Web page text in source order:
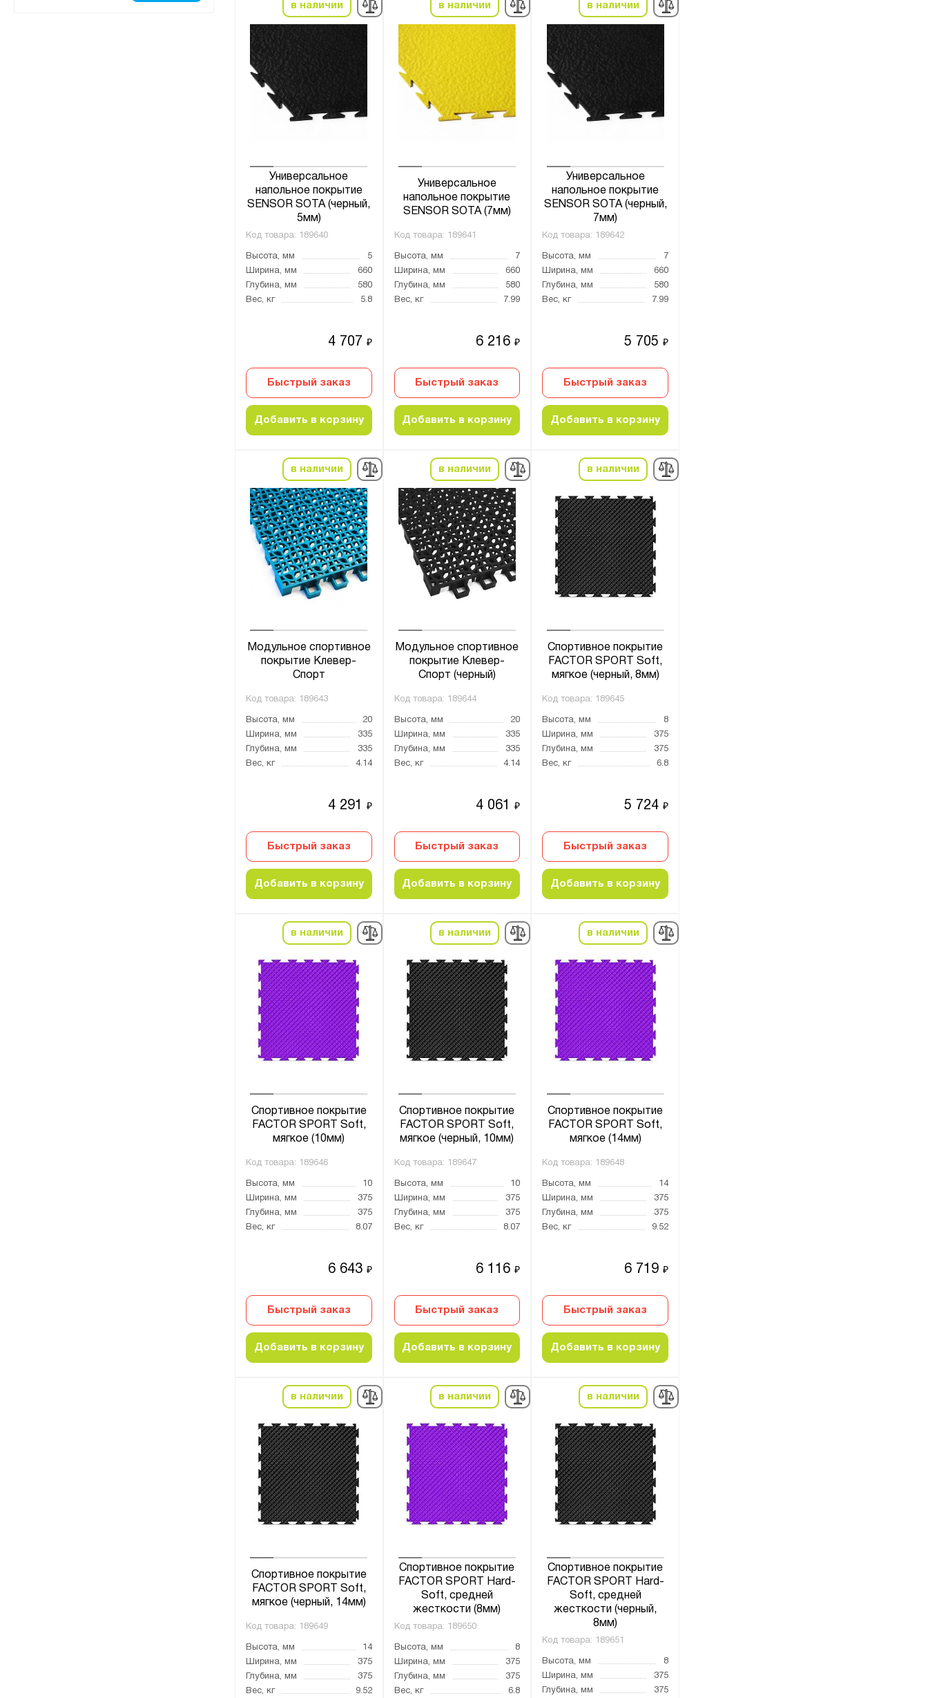
в наличии
Универсальное
напольное покрытие
SENSOR SOTA (черный,
5мм)
Код товара: 189640
Высота, мм
5
Ширина, мм
660
Глубина, мм
580
Вес, кг
5.8
4 707 ₽
Быстрый заказ
Добавить в корзину
в наличии
Универсальное
напольное покрытие
SENSOR SOTA (7мм)
Код товара: 189641
Высота, мм
7
Ширина, мм
660
Глубина, мм
580
Вес, кг
7.99
6 216₽
Быстрый заказ
Добавить в корзину
в наличии
Универсальное
напольное покрытие
SENSOR SOTA (черный,
7мм)
Код товара: 189642
Высота, мм
7
Ширина, мм
660
Глубина, мм
580
Вес, кг
7.99
5 705 ₽
Быстрый заказ
Добавить в корзину
в наличии
Модульное спортивное
покрытие Клевер-
Спорт
Код товара: 189643
Высота, мм
20
Ширина, мм
335
Глубина, мм
335
Вес, кг
4.14
4 291 ₽
Быстрый заказ
Добавить в корзину
в наличии
Модульное спортивное
покрытие Клевер-
Спорт (черный)
Код товара: 189644
Высота, мм
20
Ширина, мм
335
Глубина, мм
335
Вес, кг
4.14
4 061₽
Быстрый заказ
Добавить в корзину
в наличии
Спортивное покрытие
FACTOR SPORT Soft,
мягкое (черный, 8мм)
Код товара: 189645
Высота, мм
8
Ширина, мм
375
Глубина, мм
375
Вес, кг
6.8
5 724 ₽
Быстрый заказ
Добавить в корзину
в наличии
Спортивное покрытие
FACTOR SPORT Soft,
мягкое (10мм)
Код товара: 189646
Высота, мм
10
Ширина, мм
375
Глубина, мм
375
Вес, кг
8.07
6 643 ₽
Быстрый заказ
Добавить в корзину
в наличии
Спортивное покрытие
FACTOR SPORT Soft,
мягкое (черный, 10мм)
Код товара: 189647
Высота, мм
10
Ширина, мм
375
Глубина, мм
375
Вес, кг
8.07
6 116₽
Быстрый заказ
Добавить в корзину
в наличии
Спортивное покрытие
FACTOR SPORT Soft,
мягкое (14мм)
Код товара: 189648
Высота, мм
14
Ширина, мм
375
Глубина, мм
375
Вес, кг
9.52
6 719 ₽
Быстрый заказ
Добавить в корзину
в наличии
Спортивное покрытие
FACTOR SPORT Soft,
мягкое (черный, 14мм)
Код товара: 189649
Высота, мм
14
Ширина, мм
375
Глубина, мм
375
Вес, кг
9.52
в наличии
Спортивное покрытие
FACTOR SPORT Hard-
Soft, средней
жесткости (8мм)
Код товара: 189650
Высота, мм
8
Ширина, мм
375
Глубина, мм
375
Вес, кг
6.8
в наличии
Спортивное покрытие
FACTOR SPORT Hard-
Soft, средней
жесткости (черный,
8мм)
Код товара: 189651
Высота, мм
8
Ширина, мм
375
Глубина, мм
375